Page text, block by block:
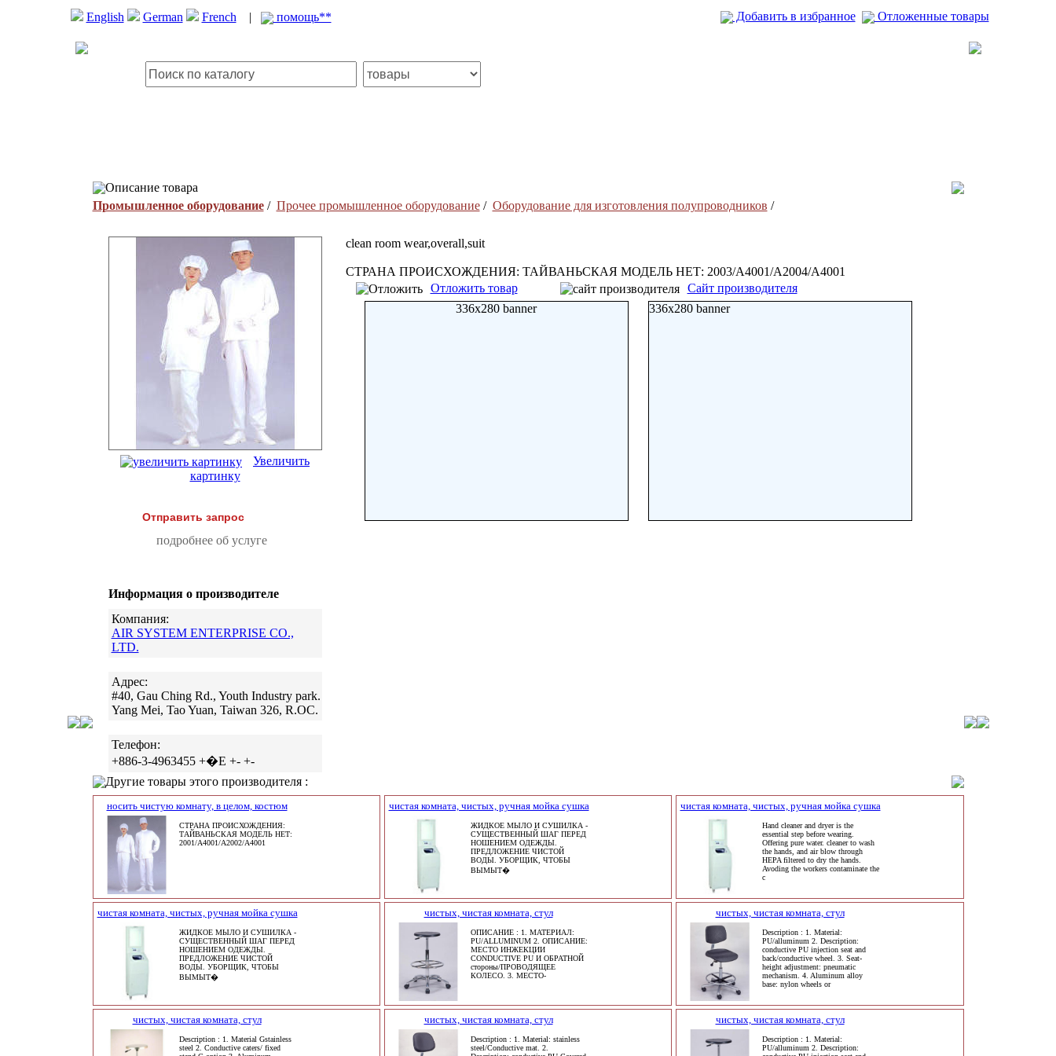
English German French | помощь** Добавить в избранное Отложенные товары
Описание товара
Промышленное оборудование/ Прочее промышленное оборудование/ Оборудование для изготовления полупроводников /
Увеличить
картинку
Отправить запрос
подробнее об услуге
Информация о производителе
Компания:
AIR SYSTEM ENTERPRISE CO.,
LTD.
Адрес:
#40, Gau Ching Rd., Youth Industry park.
Yang Mei, Tao Yuan, Taiwan 326, R.OC.
Телефон:
+886-3-4963455 +�E +- +-
clean room wear,overall,suit
СТРАНА ПРОИСХОЖДЕНИЯ: ТАЙВАНЬСКАЯ МОДЕЛЬ НЕТ: 2003/A4001/A2004/A4001
Отложить товар
Сайт производителя
336x280 banner
336x280 banner
Другие товары этого производителя :
носить чистую комнату, в целом, костюм
СТРАНА ПРОИСХОЖДЕНИЯ:
ТАЙВАНЬСКАЯ МОДЕЛЬ НЕТ:
2001/A4001/A2002/A4001
чистая комната, чистых, ручная мойка сушка
ЖИДКОЕ МЫЛО И СУШИЛКА -
СУЩЕСТВЕННЫЙ ШАГ ПЕРЕД
НОШЕНИЕМ ОДЕЖДЫ.
ПРЕДЛОЖЕНИЕ ЧИСТОЙ
ВОДЫ. УБОРЩИК, ЧТОБЫ
ВЫМЫТ�
чистая комната, чистых, ручная мойка сушка
Hand cleaner and dryer is the
essential step before wearing.
Offering pure water. cleaner to wash
the hands, and air blow through
HEPA filtered to dry the hands.
Avoding the workers contaminate the
c
чистая комната, чистых, ручная мойка сушка
ЖИДКОЕ МЫЛО И СУШИЛКА -
СУЩЕСТВЕННЫЙ ШАГ ПЕРЕД
НОШЕНИЕМ ОДЕЖДЫ.
ПРЕДЛОЖЕНИЕ ЧИСТОЙ
ВОДЫ. УБОРЩИК, ЧТОБЫ
ВЫМЫТ�
чистых, чистая комната, стул
ОПИСАНИЕ : 1. МАТЕРИАЛ:
PU/ALLUMINUM 2. ОПИСАНИЕ:
МЕСТО ИНЖЕКЦИИ
CONDUCTIVE PU И ОБРАТНОЙ
стороны/ПРОВОДЯЩЕЕ
КОЛЕСО. 3. МЕСТО-
чистых, чистая комната, стул
Description : 1. Material:
PU/alluminum 2. Description:
conductive PU injection seat and
back/conductive wheel. 3. Seat-
height adjustment: pneumatic
mechanism. 4. Aluminum alloy
base: nylon wheels or
чистых, чистая комната, стул
Description : 1. Material Gstainless
steel 2. Conductive caters/ fixed
чистых, чистая комната, стул
Description : 1. Material: stainless
steel/Conductive mat. 2.
чистых, чистая комната, стул
Description : 1. Material:
PU/alluminum 2. Description: